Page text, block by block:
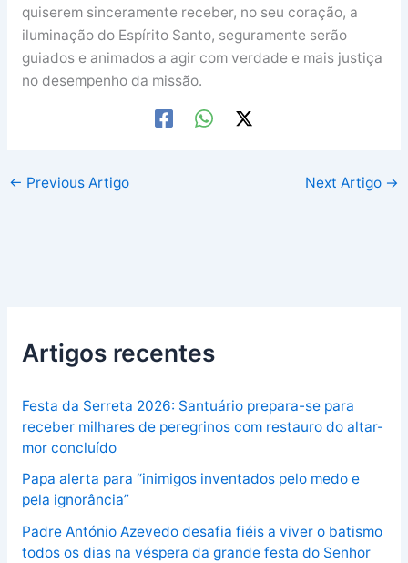
quiserem sinceramente receber, no seu coração, a
iluminação do Espírito Santo, seguramente serão
guiados e animados a agir com verdade e mais justiça
no desempenho da missão.
← Previous Artigo Next Artigo →
Artigos recentes
Festa da Serreta 2026: Santuário prepara-se para
receber milhares de peregrinos com restauro do altar-
mor concluído
Papa alerta para “inimigos inventados pelo medo e
pela ignorância”
Padre António Azevedo desafia fiéis a viver o batismo
todos os dias na véspera da grande festa do Senhor